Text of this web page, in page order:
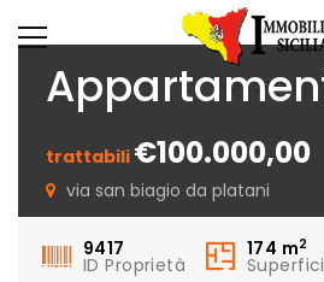
No Location!
garage via
Fedele da
n. 4
trattabili €100.000,00
via san biagio da platani
9417
ID Proprietà
174 m2